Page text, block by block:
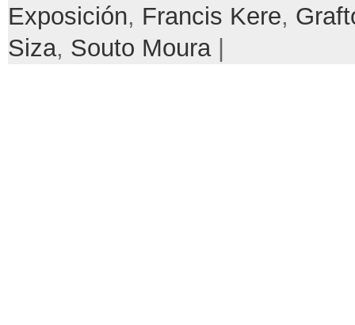
Exposición, Francis Kere,
Siza, Souto Moura|